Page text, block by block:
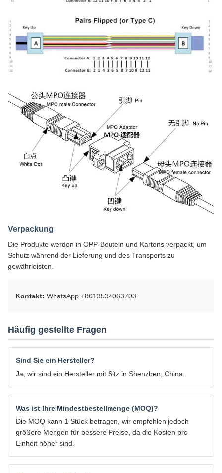
Verpackung
Die Produkte werden in OPP-Beuteln und Kartons verpackt, um
Schutz während der Lieferung und des Transports zu
gewährleisten.
Kontakt: WhatsApp +8613534063703
Häufig gestellte Fragen
Sind Sie ein Hersteller?
Ja, wir sind ein Hersteller mit Sitz in Shenzhen, China.
Was ist Ihre Mindestbestellmenge (MOQ)?
Die MOQ kann 1 Stück betragen, wir empfehlen jedoch
größere Mengen für bessere Preise, da die Kosten pro
Einheit höher sind.